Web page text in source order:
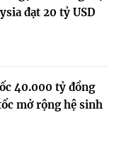
đạt 20 tỷ USD
40.000 tỷ đồng
mở rộng hệ sinh